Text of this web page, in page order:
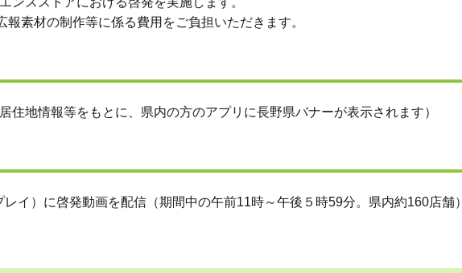
素材の制作等に係る費用をご負担いただきます。
地情報等をもとに、県内の方のアプリに長野県バナーが表示されます）
イ）に啓発動画を配信（期間中の午前11時～午後５時59分。県内約160店舗）